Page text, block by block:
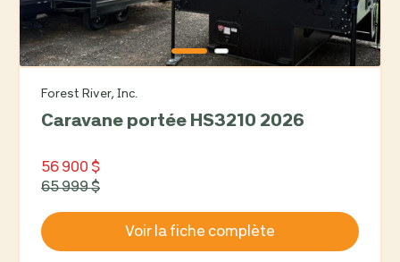
Forest River, Inc.
Caravane portée HS3210 2026
65 999 $
56 900 $
Voir la fiche complète